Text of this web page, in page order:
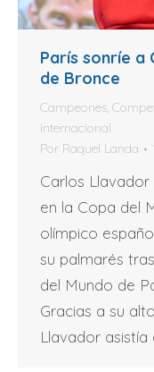
París sonríe a
de Bronce
Campeones,
internacional
Por Raquel Landa
Carlos
en la Copa del
olímpico
su palmarés
del Mundo de
Gracias a su
Llavador